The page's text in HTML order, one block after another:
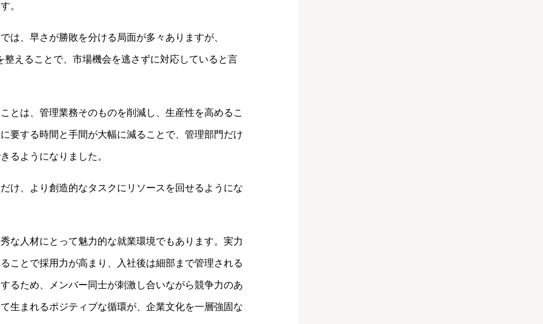
。
は、早さが勝敗を分ける局面が多々ありますが、
整えることで、市場機会を逃さずに対応していると言
とは、管理業務そのものを削減し、生産性を高めるこ
要する時間と手間が大幅に減ることで、管理部門だけ
るようになりました。
け、より創造的なタスクにリソースを回せるようにな
な人材にとって魅力的な就業環境でもあります。実力
ことで採用力が高まり、入社後は細部まで管理される
るため、メンバー同士が刺激し合いながら競争力のあ
生まれるポジティブな循環が、企業文化を一層強固な